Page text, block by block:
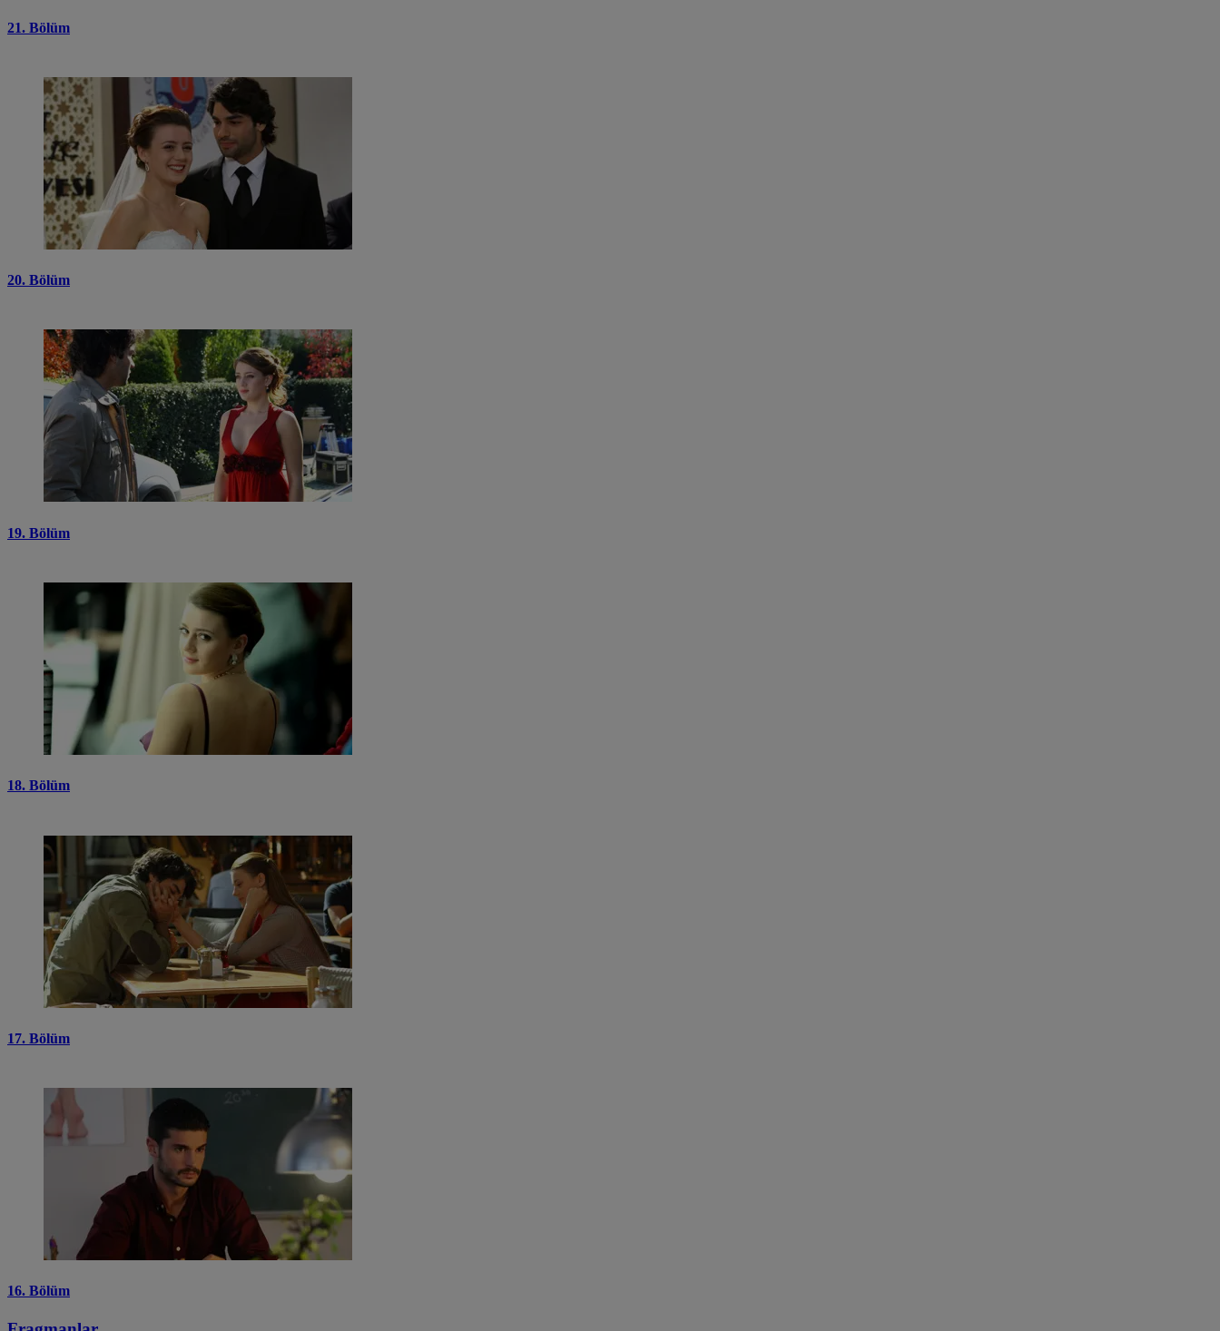
21. Bölüm
20. Bölüm
19. Bölüm
18. Bölüm
17. Bölüm
16. Bölüm